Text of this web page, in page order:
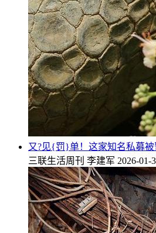
又?见{罚}单！这家知名私募被
三联生活周刊 李建军 2026-01-